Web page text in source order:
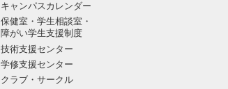
キャンパスカレンダー
保健室・学生相談室・
障がい学生支援制度
技術支援センター
学修支援センター
クラブ・サークル